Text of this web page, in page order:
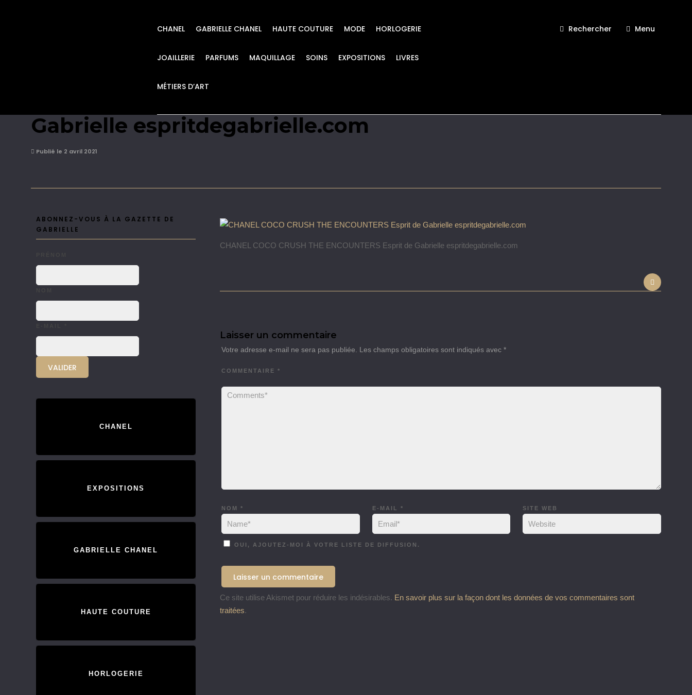
CHANEL GABRIELLE CHANEL HAUTE COUTURE MODE HORLOGERIE
JOAILLERIE PARFUMS MAQUILLAGE SOINS EXPOSITIONS LIVRES
MÉTIERS D’ART
Rechercher Menu
Gabrielle espritdegabrielle.com
Publié le 2 avril 2021
CHANEL COCO CRUSH THE ENCOUNTERS Esprit de Gabrielle espritdegabrielle.com
Laisser un commentaire
Votre adresse e-mail ne sera pas publiée. Les champs obligatoires sont indiqués avec *
COMMENTAIRE *
NOM * E-MAIL * SITE WEB
OUI, AJOUTEZ-MOI À VOTRE LISTE DE DIFFUSION.
Ce site utilise Akismet pour réduire les indésirables. En savoir plus sur la façon dont les données de vos commentaires sont
traitées.
ABONNEZ-VOUS À LA GAZETTE DE
GABRIELLE
CHANEL
EXPOSITIONS
GABRIELLE CHANEL
HAUTE COUTURE
HORLOGERIE